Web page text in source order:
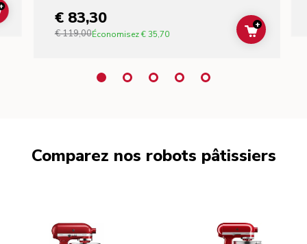
ADD TO CART€ 83,30
€ 119,00Économisez€ 35,70 ADD TO
+
Comparez nos robots pâtissiers